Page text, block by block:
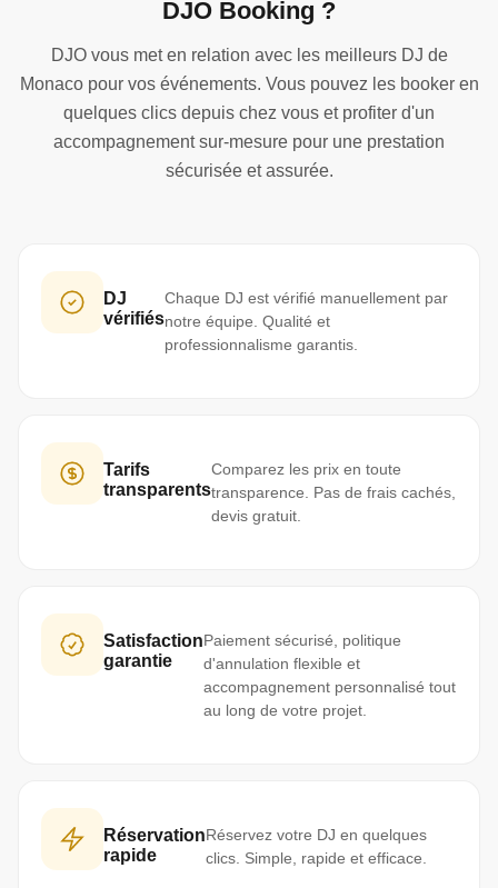
DJO Booking ?
DJO vous met en relation avec les meilleurs DJ de
Monaco pour vos événements. Vous pouvez les booker en
quelques clics depuis chez vous et profiter d'un
accompagnement sur-mesure pour une prestation
sécurisée et assurée.
DJ
vérifiés
Chaque DJ est vérifié manuellement par
notre équipe. Qualité et
professionnalisme garantis.
Tarifs
transparents
Comparez les prix en toute
transparence. Pas de frais cachés,
devis gratuit.
Satisfaction
garantie
Paiement sécurisé, politique
d'annulation flexible et
accompagnement personnalisé tout
au long de votre projet.
Réservation
rapide
Réservez votre DJ en quelques
clics. Simple, rapide et efficace.